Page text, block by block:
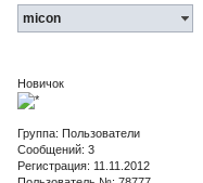
micon
Новичок
Группа: Пользователи
Сообщений: 3
Регистрация: 11.11.2012